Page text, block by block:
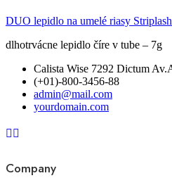
DUO lepidlo na umelé riasy
dlhotrvácne lepidlo číre v tube – 7g
Calista Wise 7292 Dictum
(+01)-800-3456-88
admin@mail.com
yourdomain.com
Company